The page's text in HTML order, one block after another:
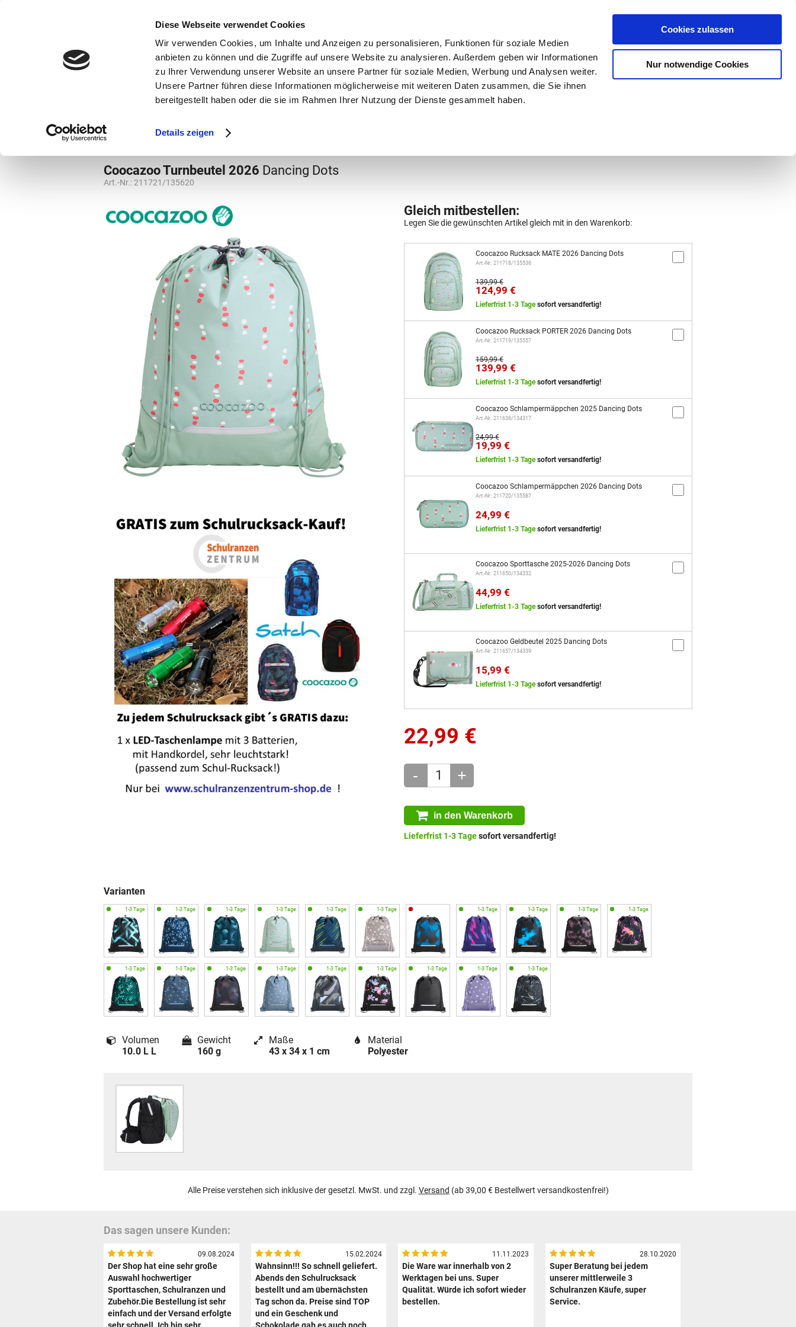
Diese Webseite verwendet Cookies
Wir verwenden Cookies, um Inhalte und Anzeigen zu personalisieren, Funktionen für soziale Medien
anbieten zu können und die Zugriffe auf unsere Website zu analysieren. Außerdem geben wir Informationen
zu Ihrer Verwendung unserer Website an unsere Partner für soziale Medien, Werbung und Analysen weiter.
Unsere Partner führen diese Informationen möglicherweise mit weiteren Daten zusammen, die Sie ihnen
bereitgestellt haben oder die sie im Rahmen Ihrer Nutzung der Dienste gesammelt haben.
Details zeigen
Cookies zulassen
Nur notwendige Cookies
bestellen und ausdrucken
3 x täglich an Werktagen!
0,00 €
Coocazoo Turnbeutel 2026 Dancing Dots
Art.-Nr.:211721/135620
Gleich mitbestellen:
Legen Sie die gewünschten Artikel gleich mit in den Warenkorb:
Coocazoo Rucksack MATE 2026 Dancing Dots
Art.-Nr.: 211718/135536
139,99 €
124,99 €
Lieferfrist 1-3 Tagesofort versandfertig!
Coocazoo Rucksack PORTER 2026 Dancing Dots
Art.-Nr.: 211719/135557
159,99 €
139,99 €
Lieferfrist 1-3 Tagesofort versandfertig!
Coocazoo Schlampermäppchen 2025 Dancing Dots
Art.-Nr.: 211636/134317
24,99 €
19,99 €
Lieferfrist 1-3 Tagesofort versandfertig!
Coocazoo Schlampermäppchen 2026 Dancing Dots
Art.-Nr.: 211720/135587
24,99 €
Lieferfrist 1-3 Tagesofort versandfertig!
Coocazoo Sporttasche 2025-2026 Dancing Dots
Art.-Nr.: 211650/134332
44,99 €
Lieferfrist 1-3 Tagesofort versandfertig!
Coocazoo Geldbeutel 2025 Dancing Dots
Art.-Nr.: 211657/134339
15,99 €
Lieferfrist 1-3 Tagesofort versandfertig!
22,99 €
- +
in den Warenkorb
Lieferfrist 1-3 Tagesofort versandfertig!
Varianten
Volumen
10.0 L L
Gewicht
160 g
Maße
43 x 34 x 1 cm
Material
Polyester
Alle Preise verstehen sich inklusive der gesetzl. MwSt. und zzgl. Versand (ab 39,00 € Bestellwert versandkostenfrei!)
Das sagen unsere Kunden:
09.08.2024
Der Shop hat eine sehr große
Auswahl hochwertiger
Sporttaschen, Schulranzen und
Zubehör.Die Bestellung ist sehr
einfach und der Versand erfolgte
15.02.2024
Wahnsinn!!! So schnell geliefert.
Abends den Schulrucksack
bestellt und am übernächsten
Tag schon da. Preise sind TOP
und ein Geschenk und
11.11.2023
Die Ware war innerhalb von 2
Werktagen bei uns. Super
Qualität. Würde ich sofort wieder
bestellen.
28.10.2020
Super Beratung bei jedem
unserer mittlerweile 3
Schulranzen Käufe, super
Service.